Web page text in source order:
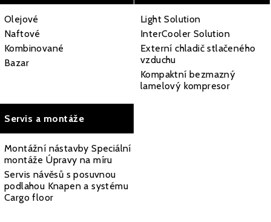
Olejové
Naftové
Kombinované
Bazar
Light Solution
InterCooler Solution
Externí chladič stlačeného
vzduchu
Kompaktní bezmazný
lamelový kompresor
Servis a montáže
Montážní nástavby Speciální
montáže Úpravy na míru
Servis návěsů s posuvnou
podlahou Knapen a systému
Cargo floor